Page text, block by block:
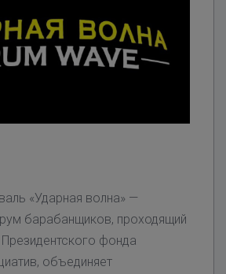
«Ударная волна» —
барабанщиков, проходящий
фонда
объединяет